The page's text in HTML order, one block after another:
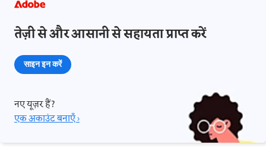
तेज़ी से और आसानी से सहायता प्राप्त करें
साइन इन करें
नए यूज़र हैं?
एक अकाउंट बनाएँ ›